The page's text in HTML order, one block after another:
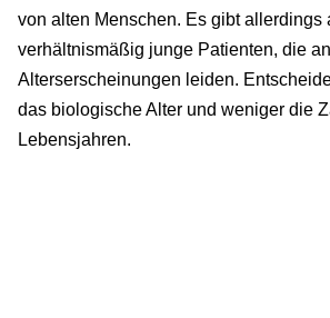
von alten Menschen. Es gibt allerdings
verhältnismäßig junge Patienten, die
Alterserscheinungen leiden.
das biologische Alter und weniger die
Lebensjahren.